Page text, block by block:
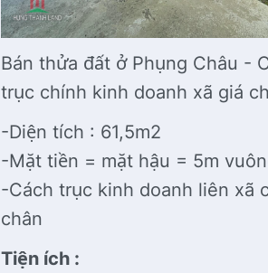
Bán thửa đất ở Phụng Châu -
trục chính kinh doanh xã giá
-Diện tích : 61,5m2
-Mặt tiền = mặt hậu = 5m
-Cách trục kinh doanh liên xã
chân
Tiện ích :